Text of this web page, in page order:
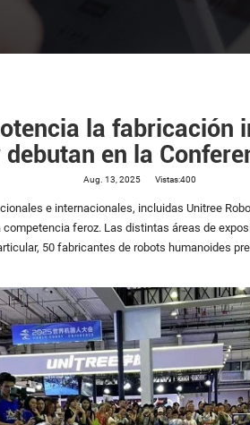
la fabricación
en la
Aug. 13, 2025 Vistas:400
e internacionales, incluidas Unitree
feroz. Las distintas áreas de
50 fabricantes de robots humanoides